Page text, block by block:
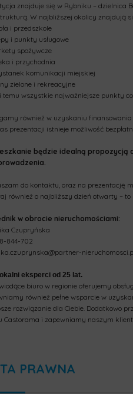
znajduje się w Rybniku – dzielnica
W najbliższej okolicy znajdują
i przedszkole
i punkty usługowe
spożywcze
i przychodnia
komunikacji miejskiej
zielone i rekreacyjne
temu wszystkie najważniejsze punkty
również w uzyskaniu
prezentacji istnieje możliwość
będzie idealną
do kontaktu, oraz na prezentację
również o najbliższy dzień otwarty –
w obrocie nieruchomościami:
Czupryńska
844-702
eksperci od 25 lat.
biuro w regionie oferujemy
również pełne wsparcie w
rozwiązanie dla Ciebie. Dodatkowo
Castorama i zapewniamy naszym
PRAWNA